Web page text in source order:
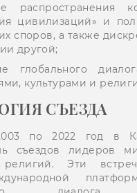
распространения
цивилизаций» и
споров, а также
другой;
глобального
культурами и
СЪЕЗДА
по 2022 год в
съездов лидеров
религий. Эти